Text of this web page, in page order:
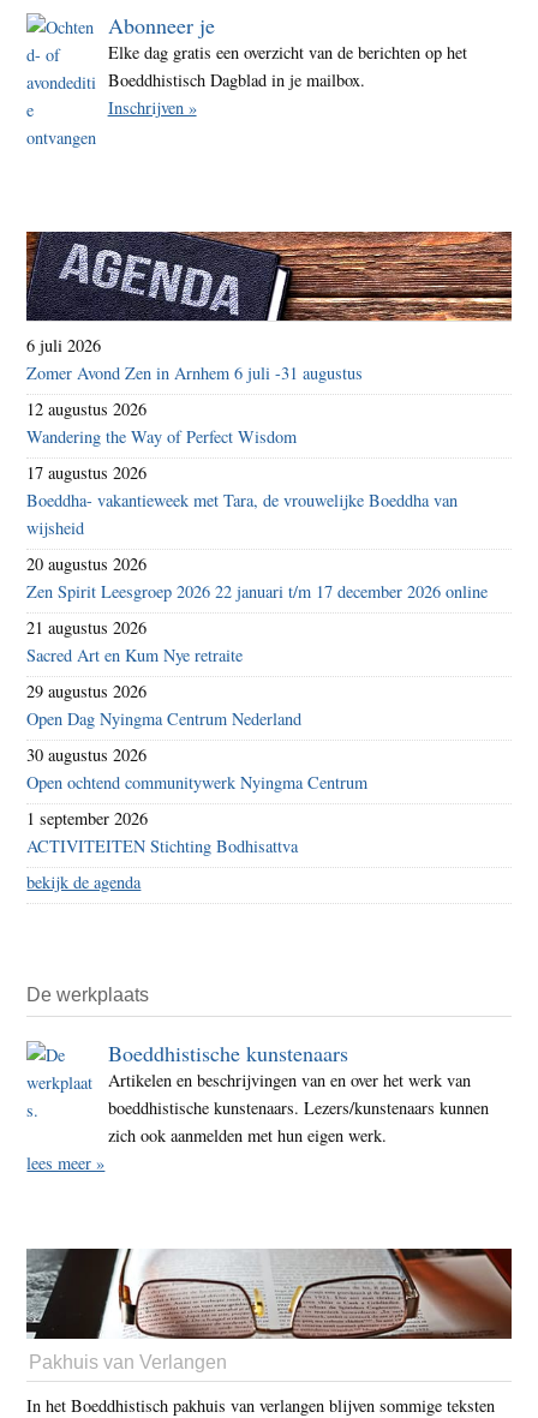
Abonneer je
Elke dag gratis een overzicht van de berichten op het
Boeddhistisch Dagblad in je mailbox.
Inschrijven »
6 juli 2026
Zomer Avond Zen in Arnhem 6 juli -31 augustus
12 augustus 2026
Wandering the Way of Perfect Wisdom
17 augustus 2026
Boeddha- vakantieweek met Tara, de vrouwelijke Boeddha van
wijsheid
20 augustus 2026
Zen Spirit Leesgroep 2026 22 januari t/m 17 december 2026 online
21 augustus 2026
Sacred Art en Kum Nye retraite
29 augustus 2026
Open Dag Nyingma Centrum Nederland
30 augustus 2026
Open ochtend communitywerk Nyingma Centrum
1 september 2026
ACTIVITEITEN Stichting Bodhisattva
bekijk de agenda
De werkplaats
Boeddhistische kunstenaars
Artikelen en beschrijvingen van en over het werk van
boeddhistische kunstenaars. Lezers/kunstenaars kunnen
zich ook aanmelden met hun eigen werk.
lees meer »
Pakhuis van Verlangen
In het Boeddhistisch pakhuis van verlangen blijven sommige teksten